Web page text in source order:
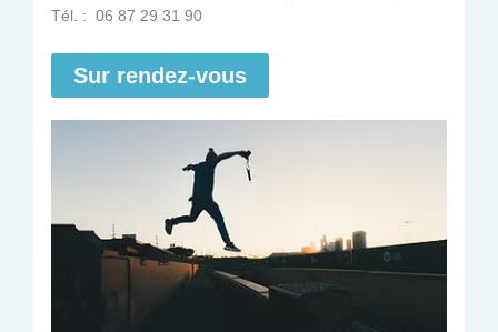
Tél. : 06 87 29 31 90
Sur rendez-vous